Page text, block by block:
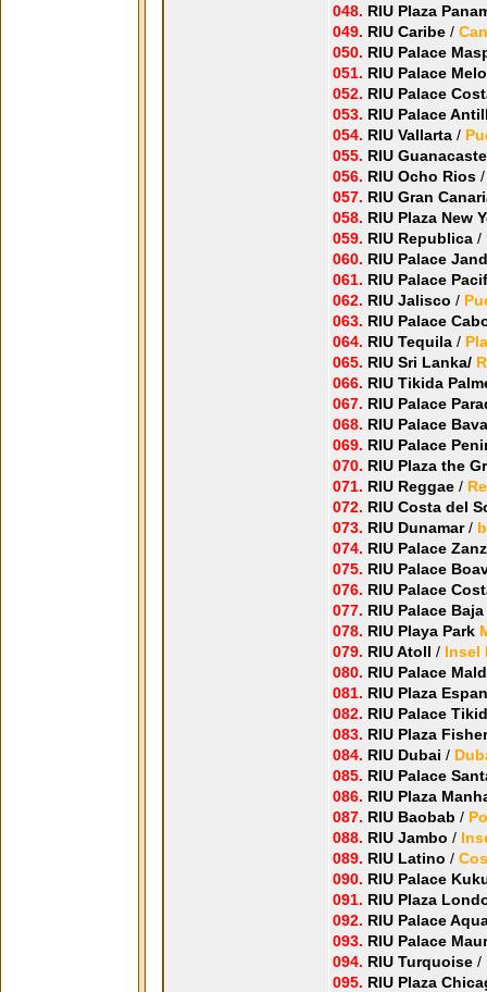
048. RIU Plaza
049. RIU Caribe /
050. RIU Palace
051. RIU Palace
052. RIU Palace
053. RIU Palace
054. RIU Vallarta /
055. RIU
056. RIU Ocho Rios
057. RIU Gran
058. RIU Plaza New
059. RIU Republica /
060. RIU Palace
061. RIU Palace
062. RIU Jalisco /
063. RIU Palace
064. RIU Tequila /
065. RIU Sri Lanka/
066. RIU Tikida
067. RIU Palace
068. RIU Palace
069. RIU Palace
070. RIU Plaza the
071. RIU Reggae /
072. RIU Costa del
073. RIU Dunamar/
074. RIU Palace
075. RIU Palace
076. RIU Palace
077. RIU Palace
078. RIU Playa Park
079. RIU Atoll / Insel
080. RIU Palace
081. RIU Plaza
082. RIU Palace
083. RIU Plaza
084. RIU Dubai /
085. RIU Palace
086. RIU Plaza
087. RIU Baobab /
088. RIU Jambo /
089. RIU Latino /
090. RIU Palace
091. RIU Plaza
092. RIU Palace
093. RIU Palace
094. RIU Turquoise /
095. RIU Plaza